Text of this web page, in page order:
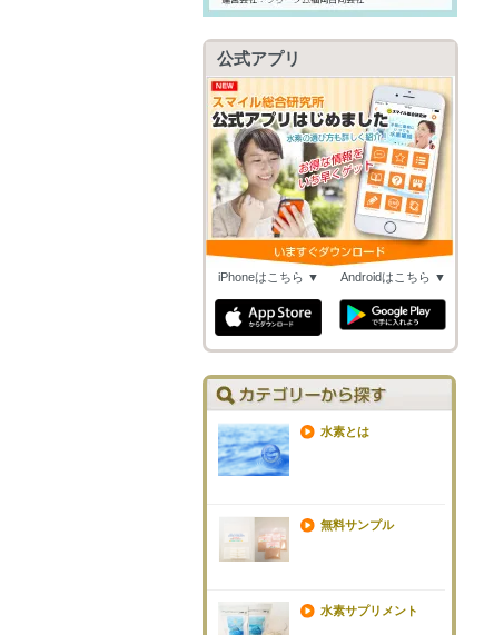
公式アプリ
iPhoneはこちら ▼ Androidはこちら ▼
水素とは
無料サンプル
水素サプリメント